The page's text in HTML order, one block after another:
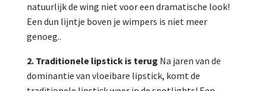
natuurlijk de wing niet voor een dramatische look!
Een dun lijntje boven je wimpers is niet meer
genoeg..
2. Traditionele lipstick is terug Na jaren van de
dominantie van vloeibare lipstick, komt de